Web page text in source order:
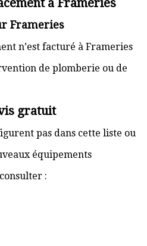
à Frameries
Frameries
n’est facturé à Frameries
de plomberie ou de
gratuit
pas dans cette liste ou
équipements
: